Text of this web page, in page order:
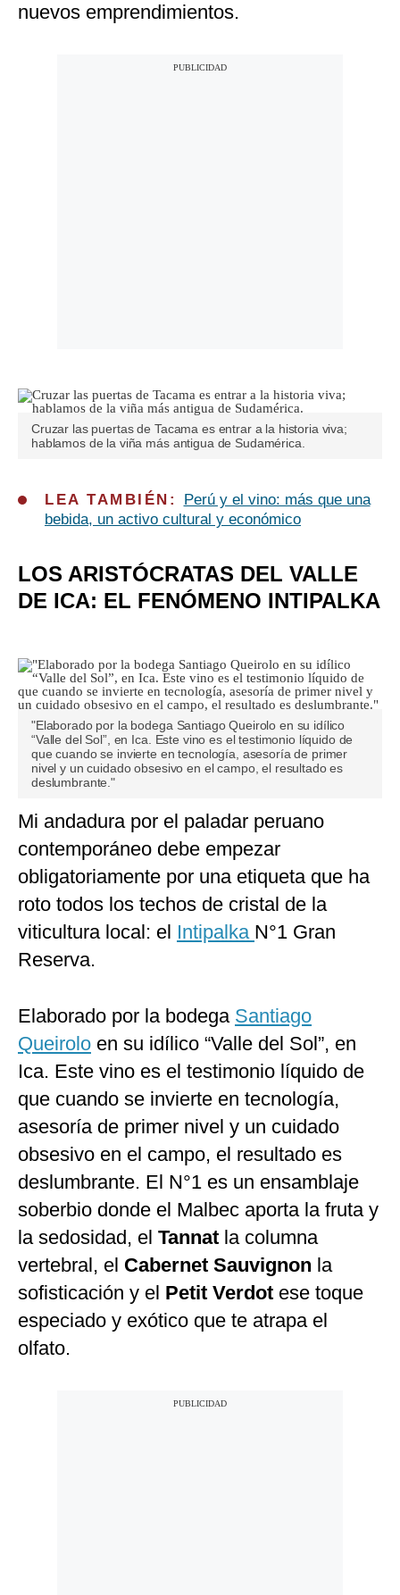
nuevos emprendimientos.
Cruzar las puertas de Tacama es entrar a la historia viva;
hablamos de la viña más antigua de Sudamérica.
LEA TAMBIÉN:
Perú y el vino: más que una
bebida, un activo cultural y económico
LOS ARISTÓCRATAS DEL VALLE
DE ICA: EL FENÓMENO INTIPALKA
"Elaborado por la bodega Santiago Queirolo en su idílico
“Valle del Sol”, en Ica. Este vino es el testimonio líquido de
que cuando se invierte en tecnología, asesoría de primer
nivel y un cuidado obsesivo en el campo, el resultado es
deslumbrante."
Mi andadura por el paladar peruano
contemporáneo debe empezar
obligatoriamente por una etiqueta que ha
roto todos los techos de cristal de la
viticultura local: el Intipalka N°1 Gran
Reserva.
Elaborado por la bodega Santiago
Queirolo en su idílico “Valle del Sol”, en
Ica. Este vino es el testimonio líquido de
que cuando se invierte en tecnología,
asesoría de primer nivel y un cuidado
obsesivo en el campo, el resultado es
deslumbrante. El N°1 es un ensamblaje
soberbio donde el Malbec aporta la fruta y
la sedosidad, el Tannat la columna
vertebral, el Cabernet Sauvignon la
sofisticación y el Petit Verdot ese toque
especiado y exótico que te atrapa el
olfato.